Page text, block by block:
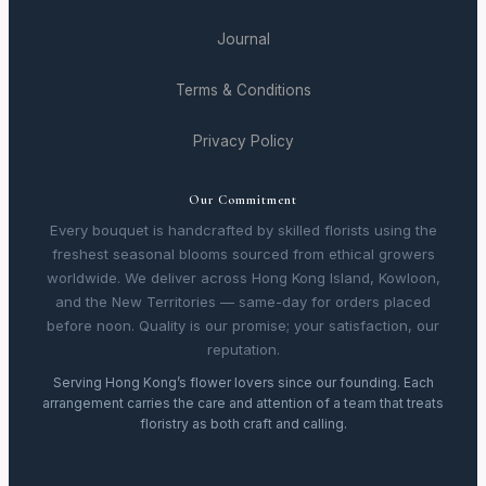
Journal
Terms & Conditions
Privacy Policy
Our Commitment
Every bouquet is handcrafted by skilled florists using the
freshest seasonal blooms sourced from ethical growers
worldwide. We deliver across Hong Kong Island, Kowloon,
and the New Territories — same-day for orders placed
before noon. Quality is our promise; your satisfaction, our
reputation.
Serving Hong Kong’s flower lovers since our founding. Each
arrangement carries the care and attention of a team that treats
floristry as both craft and calling.